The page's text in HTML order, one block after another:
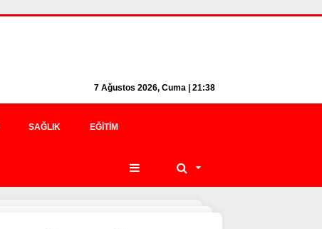
7 Ağustos 2026, Cuma | 21:38
SAĞLIK EĞITIM